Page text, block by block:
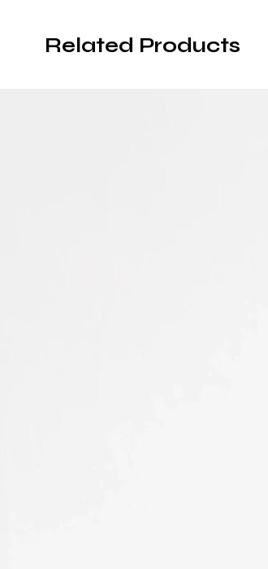
Related Products